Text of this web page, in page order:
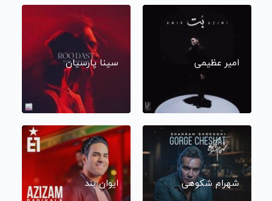
امیر عظیمی سینا پارسیان
شهرام شکوهی ایوان بند